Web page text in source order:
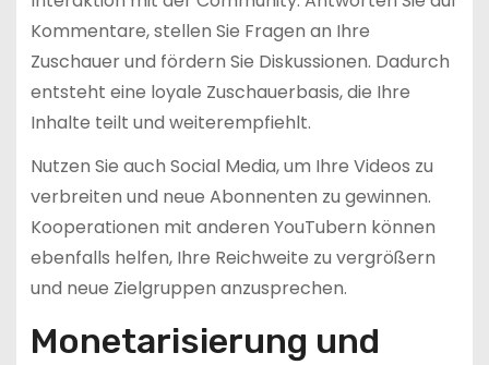
Kommentare, stellen Sie Fragen an Ihre
Zuschauer und fördern Sie Diskussionen. Dadurch
entsteht eine loyale Zuschauerbasis, die Ihre
Inhalte teilt und weiterempfiehlt.
Nutzen Sie auch Social Media, um Ihre Videos zu
verbreiten und neue Abonnenten zu gewinnen.
Kooperationen mit anderen YouTubern können
ebenfalls helfen, Ihre Reichweite zu vergrößern
und neue Zielgruppen anzusprechen.
Monetarisierung und